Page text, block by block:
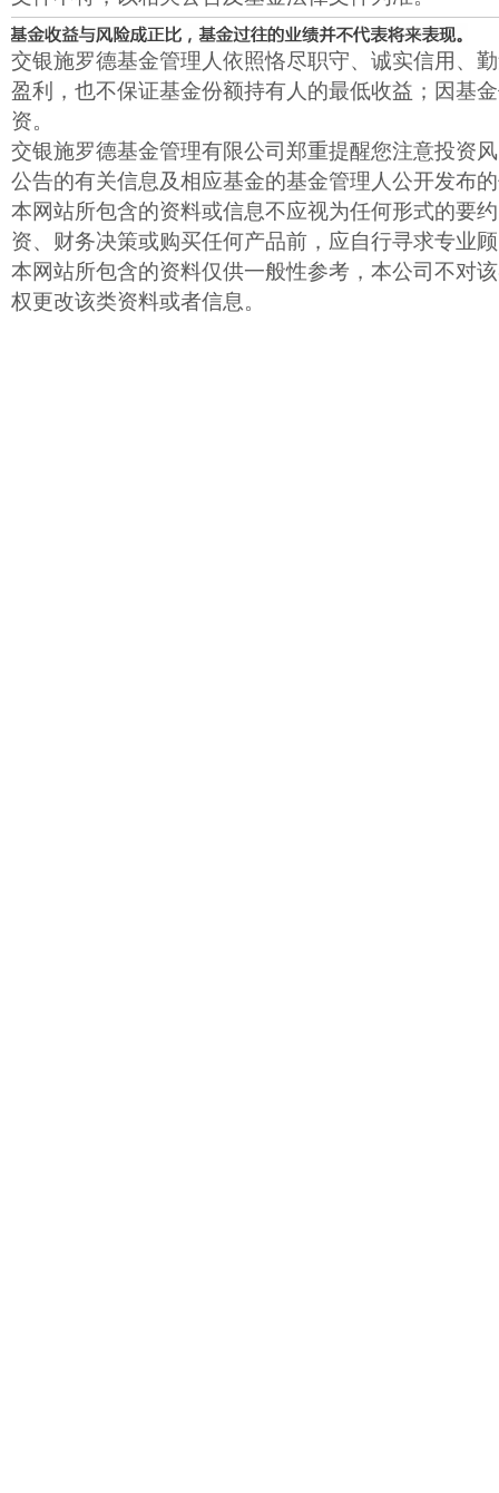
交银施罗德基金管理人依照恪尽职守、诚实信用、
盈利，也不保证基金份额持有人的最低收益；因基
资。
交银施罗德基金管理有限公司郑重提醒您注意投资
公告的有关信息及相应基金的基金管理人公开发布
本网站所包含的资料或信息不应视为任何形式的要
资、财务决策或购买任何产品前，应自行寻求专业
本网站所包含的资料仅供一般性参考，本公司不对
权更改该类资料或者信息。